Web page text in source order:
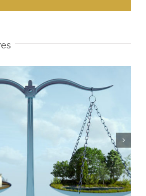
en cas de grève et d’entrave à la liberté de
travailler ?